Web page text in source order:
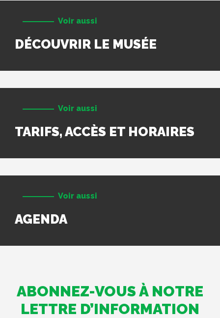
Voir aussi
DÉCOUVRIR LE MUSÉE
Voir aussi
TARIFS, ACCÈS ET HORAIRES
Voir aussi
AGENDA
ABONNEZ-VOUS À NOTRE
LETTRE D’INFORMATION